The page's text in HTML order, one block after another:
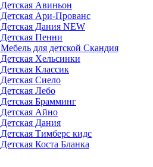
Детская Авиньон
Детская Ари-Прованс
Детская Дания NEW
Детская Пенни
Мебель для детской Скандия
Детская Хельсинки
Детская Классик
Детская Сиело
Детская Лебо
Детская Брамминг
Детская Айно
Детская Дания
Детская Тимберс кидс
Детская Коста Бланка